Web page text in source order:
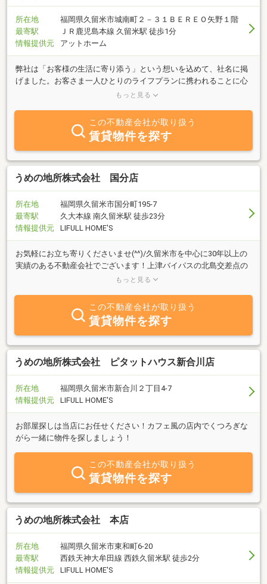
所在地
福岡県久留米市城南町２－３１ＢＥＲＥＯ矢野１階
最寄駅
ＪＲ鹿児島本線 久留米駅 徒歩1分
情報提供元
アットホーム
弊社は「お客様の生活に寄り添う」という想いを込めて、社名に掲
げました。お客さま一人ひとりのライフプランに携われることに心
から感謝し、一人ひとりのお客様に合ったサービスを提供すること
もっと見る
この不動産会社が取り扱う
賃貸物件を探す
うめの地所株式会社 国分店
所在地
福岡県久留米市国分町195-7
最寄駅
久大本線 南久留米駅 徒歩23分
情報提供元
LIFULL HOME'S
お気軽にお立ち寄りくださいませ(^^)/久留米市を中心に30年以上の
実績のある不動産会社でございます！上津バイパスの北島交差点の
角にあります！駐車場もありますので、お車でもご来店可能でござ
もっと見る
この不動産会社が取り扱う
賃貸物件を探す
うめの地所株式会社 ピタットハウス新合川店
所在地
福岡県久留米市新合川２丁目4-7
情報提供元
LIFULL HOME'S
お部屋探しは当店にお任せください！カフェ風の店内でくつろぎな
がら一緒に物件を探しましょう！
この不動産会社が取り扱う
賃貸物件を探す
うめの地所株式会社 本店
所在地
福岡県久留米市東和町6-20
最寄駅
西鉄天神大牟田線 西鉄久留米駅 徒歩2分
情報提供元
LIFULL HOME'S